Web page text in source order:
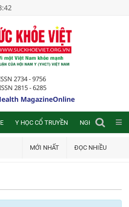
2734 - 9756
2815 - 6285
MagazineOnline
Y HỌC CỔ TRUYỀN NGHIÊN CỨU
MỚI NHẤT ĐỌC NHIỀU